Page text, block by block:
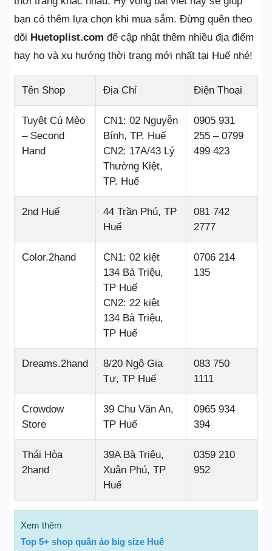
bạn có thêm lựa chọn khi mua sắm. Đừng quên theo
dõi Huetoplist.com để cập nhật thêm nhiều địa điểm
hay ho và xu hướng thời trang mới nhất tại Huế nhé!
Tên Shop Địa Chỉ Điện Thoại
Tuyệt Cú Mèo
– Second
Hand
CN1: 02 Nguyễn
Bính, TP. Huế
CN2: 17A/43 Lý
Thường Kiệt,
TP. Huế
0905 931
255 – 0799
499 423
2nd Huế
44 Trần Phú, TP
Huế
081 742
2777
Color.2hand
CN1: 02 kiệt
134 Bà Triệu,
TP Huế
CN2: 22 kiệt
134 Bà Triệu,
TP Huế
0706 214
135
Dreams.2hand
8/20 Ngô Gia
Tự, TP Huế
083 750
1111
Crowdow
Store
39 Chu Văn An,
TP Huế
0965 934
394
Thái Hòa
2hand
39A Bà Triệu,
Xuân Phú, TP
Huế
0359 210
952
Xem thêm
Top 5+ shop quần áo big size Huế